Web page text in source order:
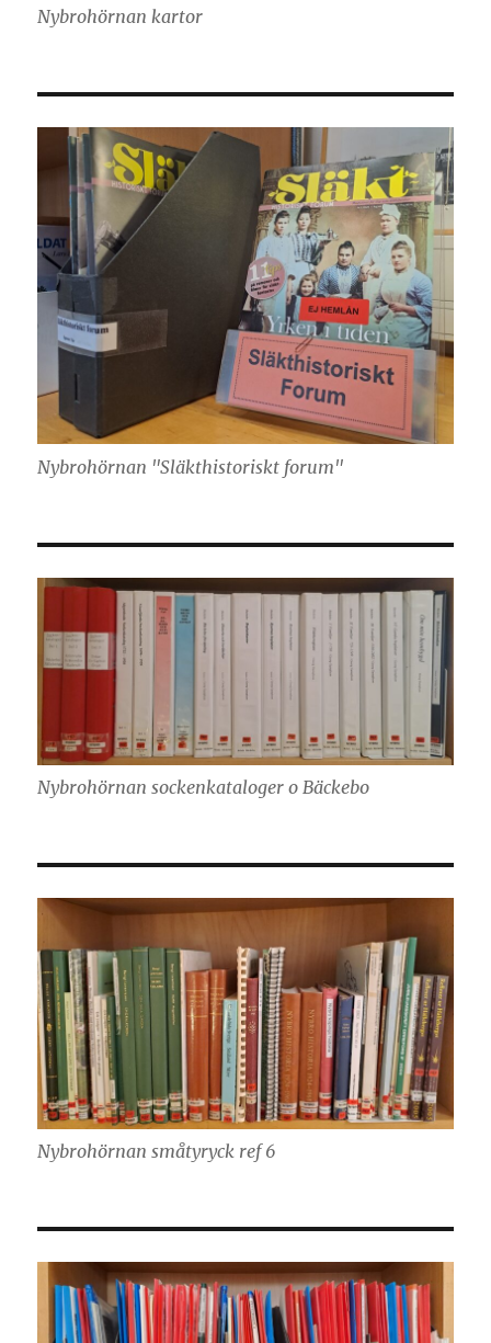
Nybrohörnan kartor
Nybrohörnan "Släkthistoriskt forum"
Nybrohörnan sockenkataloger o Bäckebo
Nybrohörnan småtyryck ref 6